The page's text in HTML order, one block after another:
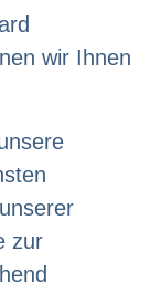
wir Ihnen
zur